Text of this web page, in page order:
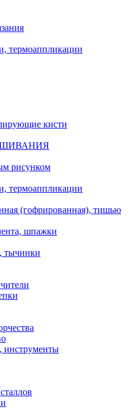
термоаппликации
кисти
рисунком
термоаппликации
(гофрированная), тишью
шпажки
тычинки
инструменты